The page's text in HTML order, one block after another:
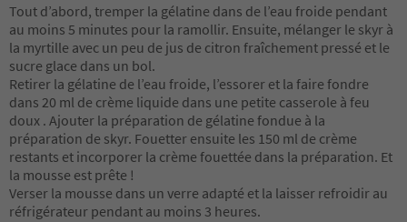
Tout d’abord, tremper la gélatine dans de l’eau froide pendant
au moins 5 minutes pour la ramollir. Ensuite, mélanger le skyr à
la myrtille avec un peu de jus de citron fraîchement pressé et le
sucre glace dans un bol.
Retirer la gélatine de l’eau froide, l’essorer et la faire fondre
dans 20 ml de crème liquide dans une petite casserole à feu
doux . Ajouter la préparation de gélatine fondue à la
préparation de skyr. Fouetter ensuite les 150 ml de crème
restants et incorporer la crème fouettée dans la préparation. Et
la mousse est prête !
Verser la mousse dans un verre adapté et la laisser refroidir au
réfrigérateur pendant au moins 3 heures.